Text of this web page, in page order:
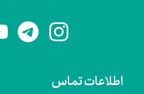
اطلاعات تماس